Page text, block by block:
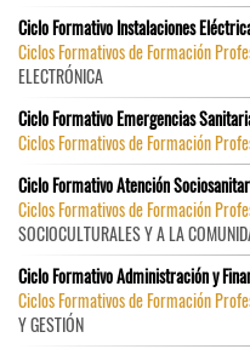
Ciclo Formativo Instalaciones
Ciclos Formativos de Formación
ELECTRÓNICA
Ciclo Formativo Emergencias
Ciclos Formativos de Formación
Ciclo Formativo Atención
Ciclos Formativos de Formación
SOCIOCULTURALES Y A LA
Ciclo Formativo Administración y
Ciclos Formativos de Formación
Y GESTIÓN